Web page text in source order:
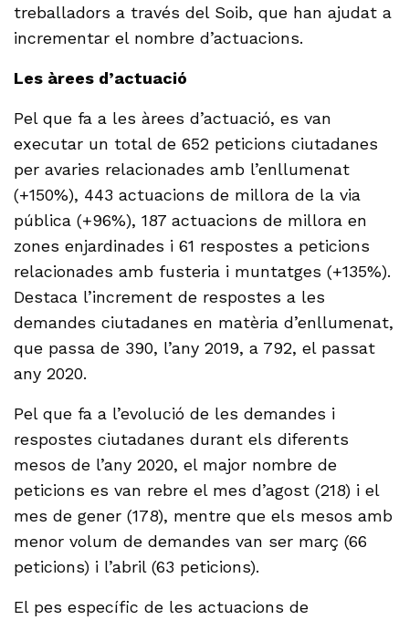
treballadors a través del Soib, que han ajudat a
incrementar el nombre d’actuacions.
Les àrees d’actuació
Pel que fa a les àrees d’actuació, es van
executar un total de 652 peticions ciutadanes
per avaries relacionades amb l’enllumenat
(+150%), 443 actuacions de millora de la via
pública (+96%), 187 actuacions de millora en
zones enjardinades i 61 respostes a peticions
relacionades amb fusteria i muntatges (+135%).
Destaca l’increment de respostes a les
demandes ciutadanes en matèria d’enllumenat,
que passa de 390, l’any 2019, a 792, el passat
any 2020.
Pel que fa a l’evolució de les demandes i
respostes ciutadanes durant els diferents
mesos de l’any 2020, el major nombre de
peticions es van rebre el mes d’agost (218) i el
mes de gener (178), mentre que els mesos amb
menor volum de demandes van ser març (66
peticions) i l’abril (63 peticions).
El pes específic de les actuacions de